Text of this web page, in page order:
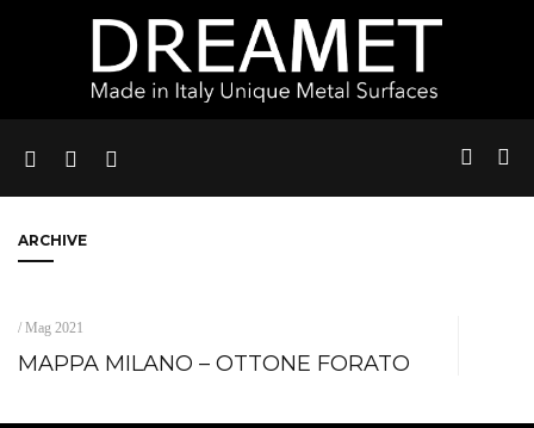
ARCHIVE
/ Mag 2021
MAPPA MILANO – OTTONE FORATO